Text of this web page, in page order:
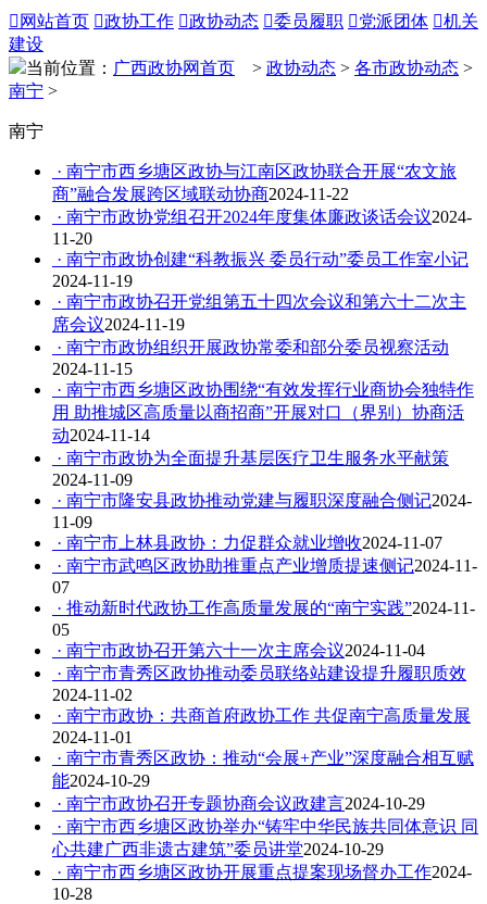
 网站首页 政协工作 政协动态 委员履职 党派团体 机关
建设
当前位置： 广西政协网首页 > 政协动态 > 各市政协动态 >
南宁 >
南宁
· 南宁市西乡塘区政协与江南区政协联合开展“农文旅
商”融合发展跨区域联动协商2024-11-22
· 南宁市政协党组召开2024年度集体廉政谈话会议2024-
11-20
· 南宁市政协创建“科教振兴 委员行动”委员工作室小记
2024-11-19
· 南宁市政协召开党组第五十四次会议和第六十二次主
席会议2024-11-19
· 南宁市政协组织开展政协常委和部分委员视察活动
2024-11-15
· 南宁市西乡塘区政协围绕“有效发挥行业商协会独特作
用 助推城区高质量以商招商”开展对口（界别）协商活
动2024-11-14
· 南宁市政协为全面提升基层医疗卫生服务水平献策
2024-11-09
· 南宁市隆安县政协推动党建与履职深度融合侧记2024-
11-09
· 南宁市上林县政协：力促群众就业增收2024-11-07
· 南宁市武鸣区政协助推重点产业增质提速侧记2024-11-
07
· 推动新时代政协工作高质量发展的“南宁实践”2024-11-
05
· 南宁市政协召开第六十一次主席会议2024-11-04
· 南宁市青秀区政协推动委员联络站建设提升履职质效
2024-11-02
· 南宁市政协：共商首府政协工作 共促南宁高质量发展
2024-11-01
· 南宁市青秀区政协：推动“会展+产业”深度融合相互赋
能2024-10-29
· 南宁市政协召开专题协商会议政建言2024-10-29
· 南宁市西乡塘区政协举办“铸牢中华民族共同体意识 同
心共建广西非遗古建筑”委员讲堂2024-10-29
· 南宁市西乡塘区政协开展重点提案现场督办工作2024-
10-28